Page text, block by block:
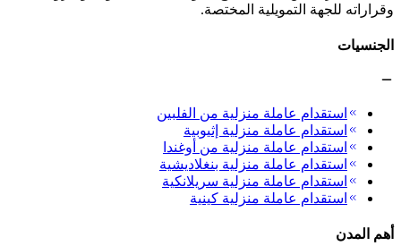
وقراراته للجهة التمويلية المختصة.
الجنسيات
استقدام عاملة منزلية من الفلبين
استقدام عاملة منزلية إثيوبية
استقدام عاملة منزلية من أوغندا
استقدام عاملة منزلية بنغلاديشية
استقدام عاملة منزلية سريلانكية
استقدام عاملة منزلية كينية
أهم المدن